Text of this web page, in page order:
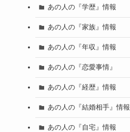
あの人の『学歴』情報
あの人の『家族』情報
あの人の『年収』情報
あの人の『恋愛事情』
あの人の『経歴』情報
あの人の『結婚相手』情報
あの人の『自宅』情報